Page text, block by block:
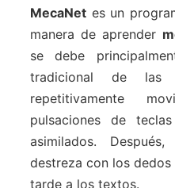
MecaNet es un
manera de aprender
se debe
tradicional de las
repetitivamente
pulsaciones de
asimilados.
destreza con los
tarde a los textos.